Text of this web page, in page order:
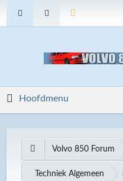
Hoofdmenu
Volvo 850 Forum
Techniek Algemeen